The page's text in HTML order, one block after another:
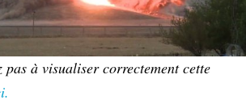
pas à visualiser correctement cette